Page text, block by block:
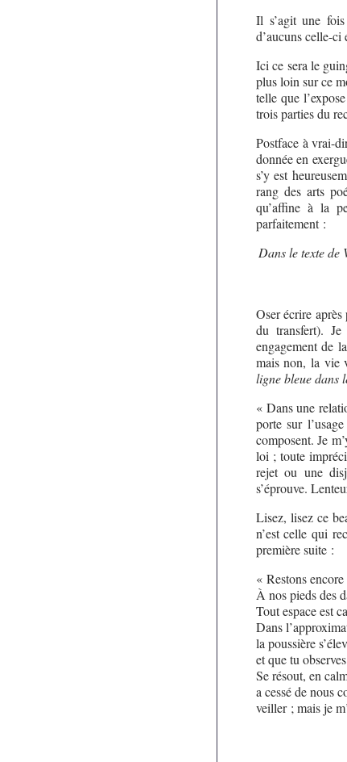
Il s’agit une
d’aucuns celle-ci
Ici ce sera le
plus loin sur ce
telle que
trois parties du
Postface à vrai-
donnée en
s’y est
rang des arts
qu’affine à la
parfaitement :
Dans le texte de
Oser écrire
du transfert).
engagement de
mais non, la vie
ligne bleue dans
« Dans une
porte sur
composent. Je
loi ; toute
rejet ou une
s’éprouve.
Lisez, lisez ce
n’est celle qui
première suite :
« Restons
À nos pieds des
Tout espace est
Dans
la poussière
et que tu
Se résout, en
a cessé de nous
veiller ; mais je